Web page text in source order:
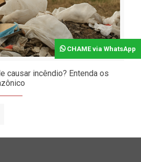
causar incêndio? Entenda os
CHAME via WhatsApp